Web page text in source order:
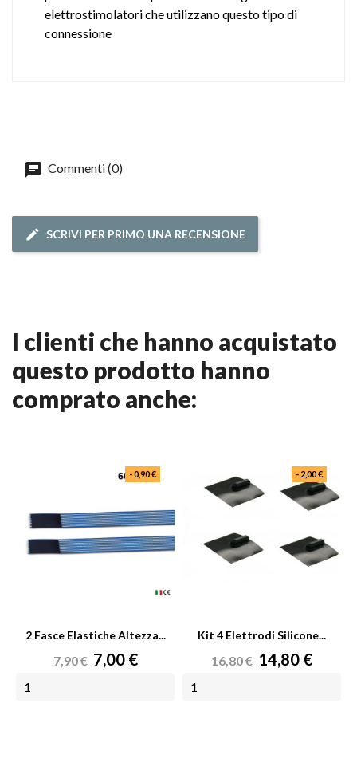
elettrostimolatori che utilizzano questo tipo di
connessione
Commenti (0)
SCRIVI PER PRIMO UNA RECENSIONE
i clienti che hanno acquistato
questo prodotto hanno
comprato anche:
2 Fasce Elastiche Altezza...
Prezzo
7,90 € Prezzo
7,00 €
- 0,90 €
Kit 4 Elettrodi Silicone...
Prezzo
16,80 € Prezzo
14,80 €
- 2,00 €